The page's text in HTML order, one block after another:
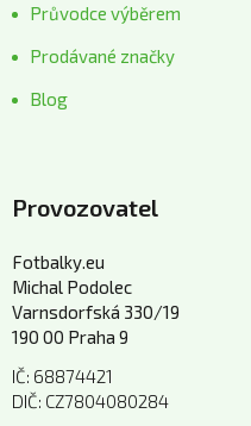
Průvodce výběrem
Prodávané značky
Blog
Provozovatel
Fotbalky.eu
Michal Podolec
Varnsdorfská 330/19
190 00 Praha 9
IČ: 68874421
DIČ: CZ7804080284